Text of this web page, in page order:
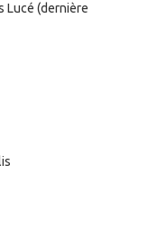
Lucé (dernière